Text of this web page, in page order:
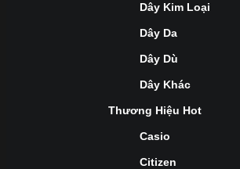
Dây Kim Loại
Dây Da
Dây Dù
Dây Khác
Thương Hiệu Hot
Casio
Citizen